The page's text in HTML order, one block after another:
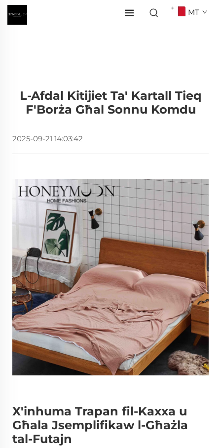
MT
L-Afdal Kitijiet Ta' Kartall Tieq
F'Borża Għal Sonnu Komdu
2025-09-21 14:03:42
X'inhuma Trapan fil-Kaxxa u
Għala Jsemplifikaw l-Għażla
tal-Futajn